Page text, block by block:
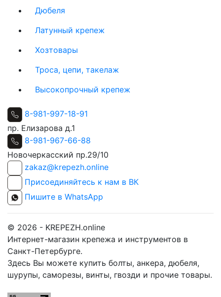
Дюбеля
Латунный крепеж
Хозтовары
Троса, цепи, такелаж
Высокопрочный крепеж
8-981-997-18-91
пр. Елизарова д.1
8-981-967-66-88
Новочеркасский пр.29/10
zakaz@krepezh.online
Присоединяйтесь к нам в ВК
Пишите в WhatsApp
© 2026 - KREPEZH.online
Интернет-магазин крепежа и инструментов в
Санкт-Петербурге.
Здесь Вы можете купить болты, анкера, дюбеля,
шурупы, саморезы, винты, гвозди и прочие товары.